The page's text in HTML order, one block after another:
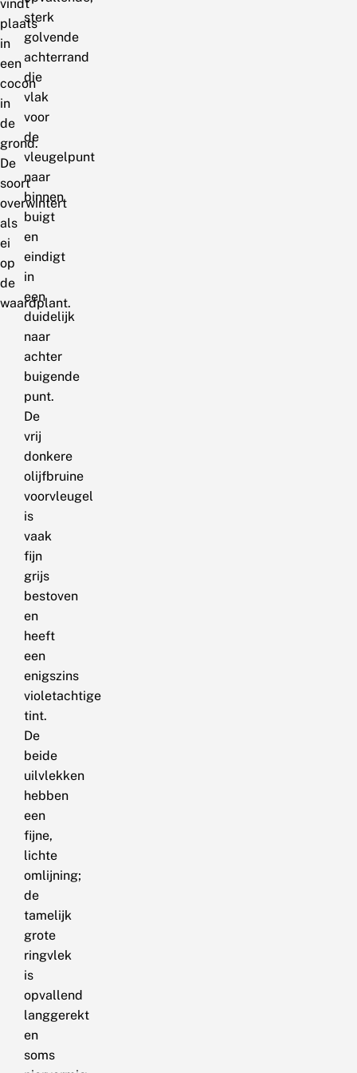
vindt
plaats
in
een
cocon
in
de
grond.
De
soort
overwintert
als
ei
op
de
waardplant.
sterk
golvende
achterrand
die
vlak
voor
de
vleugelpunt
naar
binnen
buigt
en
eindigt
in
een
duidelijk
naar
achter
buigende
punt.
De
vrij
donkere
olijfbruine
voorvleugel
is
vaak
fijn
grijs
bestoven
en
heeft
een
enigszins
violetachtige
tint.
De
beide
uilvlekken
hebben
een
fijne,
lichte
omlijning;
de
tamelijk
grote
ringvlek
is
opvallend
langgerekt
en
soms